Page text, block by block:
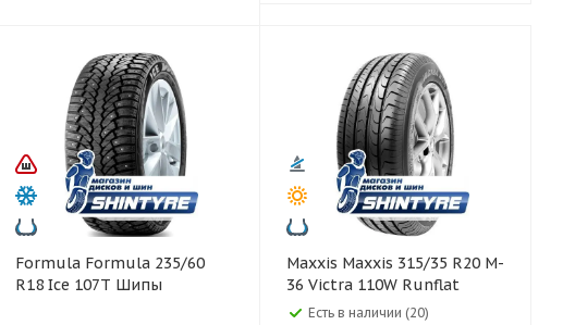
Formula Formula 235/60
R18 Ice 107T Шипы
Maxxis Maxxis 315/35 R20 M-
36 Victra 110W Runflat
Есть в наличии (20)